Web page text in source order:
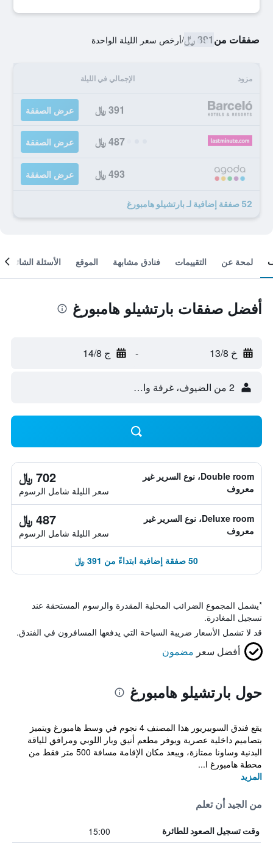
صفقات من391 ﷼ /أرخص سعر الليلة الواحدة
مزود الإجمالي في الليلة
391 ﷼ عرض الصفقة
487 ﷼ عرض الصفقة
493 ﷼ عرض الصفقة
52 صفقة إضافية لـ بارتشيلو هامبورغ
لمحة عن التقييمات فنادق مشابهة الموقع الأسئلة الشائعة
أفضل صفقات بارتشيلو هامبورغ
خ 13/8 - ج 14/8
2 من الضيوف، غرفة واحدة
Double room، نوع السرير غير
معروف
702 ﷼
سعر الليلة شامل الرسوم
Deluxe room، نوع السرير غير
معروف
487 ﷼
سعر الليلة شامل الرسوم
50 صفقة إضافية ابتداءً من 391 ﷼
*يشمل المجموع الضرائب المحلية المقدرة والرسوم المستحقة عند
تسجيل المغادرة.
قد لا تشمل الأسعار ضريبة السياحة التي يدفعها المسافرون في الفندق.
أفضل سعر مضمون
حول بارتشيلو هامبورغ
يقع فندق السوبيريور هذا المصنف 4 نجوم في وسط هامبورغ ويتميز
بتصاميم داخلية عصرية ويوفر مطعم أنيق وبار اللوبي ومرافق للياقة
البدنية وساونا ممتازة، ويبعد مكان الإقامة مسافة 500 متر فقط من
محطة هامبورغ ا...
المزيد
من الجيد أن تعلم
وقت تسجيل الصعود للطائرة 15:00